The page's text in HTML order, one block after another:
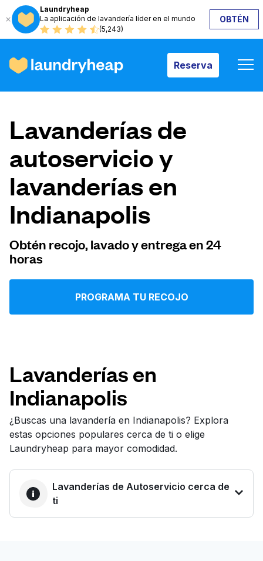
Laundryheap
La aplicación de lavandería líder en el mundo
(5,243)
OBTÉN
Reserva
Reserva
Cómo funciona
Precios y servicios
Quiénes somos
Para las empresas
Iniciar sesión
Síguenos en
Lavanderías de
autoservicio y
lavanderías en
Indianapolis
Obtén recojo, lavado y entrega en 24
horas
PROGRAMA TU RECOJO
Lavanderías en
Indianapolis
¿Buscas una lavandería en Indianapolis? Explora
estas opciones populares cerca de ti o elige
Laundryheap para mayor comodidad.
Lavanderías de Autoservicio cerca de
ti